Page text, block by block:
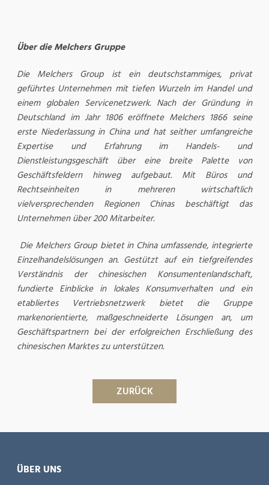
Über die Melchers Gruppe
Die Melchers Group ist ein deutschstammiges, privat
geführtes Unternehmen mit tiefen Wurzeln im Handel und
einem globalen Servicenetzwerk. Nach der Gründung in
Deutschland im Jahr 1806 eröffnete Melchers 1866 seine
erste Niederlassung in China und hat seither umfangreiche
Expertise und Erfahrung im Handels- und
Dienstleistungsgeschäft über eine breite Palette von
Geschäftsfeldern hinweg aufgebaut. Mit Büros und
Rechtseinheiten in mehreren wirtschaftlich
vielversprechenden Regionen Chinas beschäftigt das
Unternehmen über 200 Mitarbeiter.
Die Melchers Group bietet in China umfassende, integrierte
Einzelhandelslösungen an. Gestützt auf ein tiefgreifendes
Verständnis der chinesischen Konsumentenlandschaft,
fundierte Einblicke in lokales Konsumverhalten und ein
etabliertes Vertriebsnetzwerk bietet die Gruppe
markenorientierte, maßgeschneiderte Lösungen an, um
Geschäftspartnern bei der erfolgreichen Erschließung des
chinesischen Marktes zu unterstützen.
ZURÜCK
ÜBER UNS